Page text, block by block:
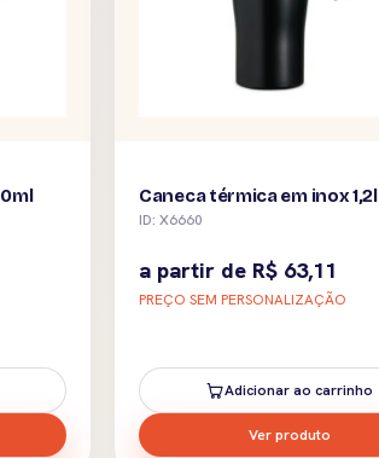
Caneca térmica em inox 1,2l
ID: X6660
a partir de R$ 63,11
PREÇO SEM PERSONALIZAÇÃO
Adicionar ao carrinho
Ver produto